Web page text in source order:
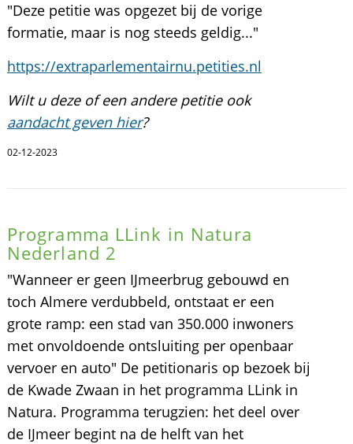
"Deze petitie was opgezet bij de vorige
formatie, maar is nog steeds geldig..."
https://extraparlementairnu.petities.nl
Wilt u deze of een andere petitie ook
aandacht geven hier?
02-12-2023
Programma LLink in Natura
Nederland 2
"Wanneer er geen IJmeerbrug gebouwd en
toch Almere verdubbeld, ontstaat er een
grote ramp: een stad van 350.000 inwoners
met onvoldoende ontsluiting per openbaar
vervoer en auto" De petitionaris op bezoek bij
de Kwade Zwaan in het programma LLink in
Natura. Programma terugzien: het deel over
de IJmeer begint na de helft van het